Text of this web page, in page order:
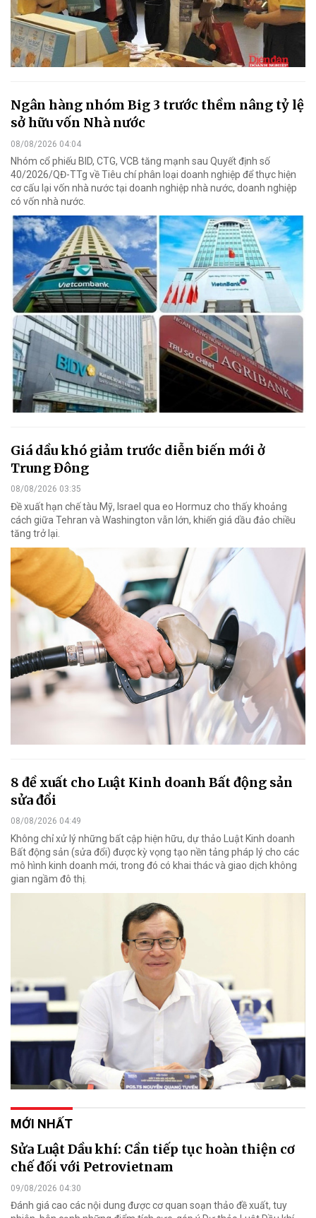
Ngân hàng nhóm Big 3 trước thềm nâng tỷ lệ
sở hữu vốn Nhà nước
08/08/2026 04:04
Nhóm cổ phiếu BID, CTG, VCB tăng mạnh sau Quyết định số
40/2026/QĐ-TTg về Tiêu chí phân loại doanh nghiệp để thực hiện
cơ cấu lại vốn nhà nước tại doanh nghiệp nhà nước, doanh nghiệp
có vốn nhà nước.
Giá dầu khó giảm trước diễn biến mới ở
Trung Đông
08/08/2026 03:35
Đề xuất hạn chế tàu Mỹ, Israel qua eo Hormuz cho thấy khoảng
cách giữa Tehran và Washington vẫn lớn, khiến giá dầu đảo chiều
tăng trở lại.
8 đề xuất cho Luật Kinh doanh Bất động sản
sửa đổi
08/08/2026 04:49
Không chỉ xử lý những bất cập hiện hữu, dự thảo Luật Kinh doanh
Bất động sản (sửa đổi) được kỳ vọng tạo nền tảng pháp lý cho các
mô hình kinh doanh mới, trong đó có khai thác và giao dịch không
gian ngầm đô thị.
MỚI NHẤT
Sửa Luật Dầu khí: Cần tiếp tục hoàn thiện cơ
chế đối với Petrovietnam
09/08/2026 04:30
Đánh giá cao các nội dung được cơ quan soạn thảo đề xuất, tuy